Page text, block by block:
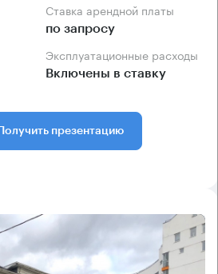
Ставка арендной платы
по запросу
Эксплуатационные расходы
Включены в ставку
Получить презентацию